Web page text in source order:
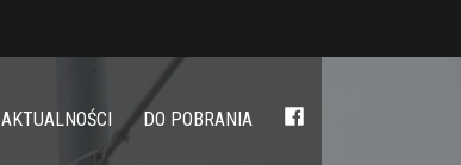
AKTUALNOŚCI DO POBRANIA